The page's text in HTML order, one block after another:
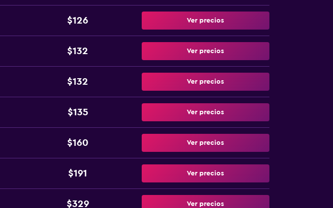
$126 Ver precios
$132 Ver precios
$132 Ver precios
$135 Ver precios
$160 Ver precios
$191 Ver precios
$329 Ver precios